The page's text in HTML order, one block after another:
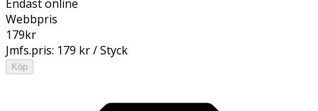
Endast online
Webbpris
179kr
Jmfs.pris: 179 kr / Styck
Köp